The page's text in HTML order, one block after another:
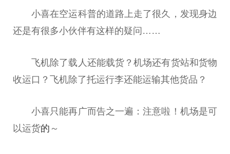
小喜在空运科普的道路上走了很久，发现身边
还是有很多小伙伴有这样的疑问……
飞机除了载人还能载货？机场还有货站和货物
收运口？飞机除了托运行李还能运输其他货品？
小喜只能再广而告之一遍：注意啦！机场是可
以运货的 ～